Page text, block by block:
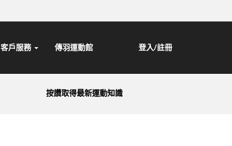
客戶服務 傳羽運動館 登入/註冊
按讚取得最新運動知識